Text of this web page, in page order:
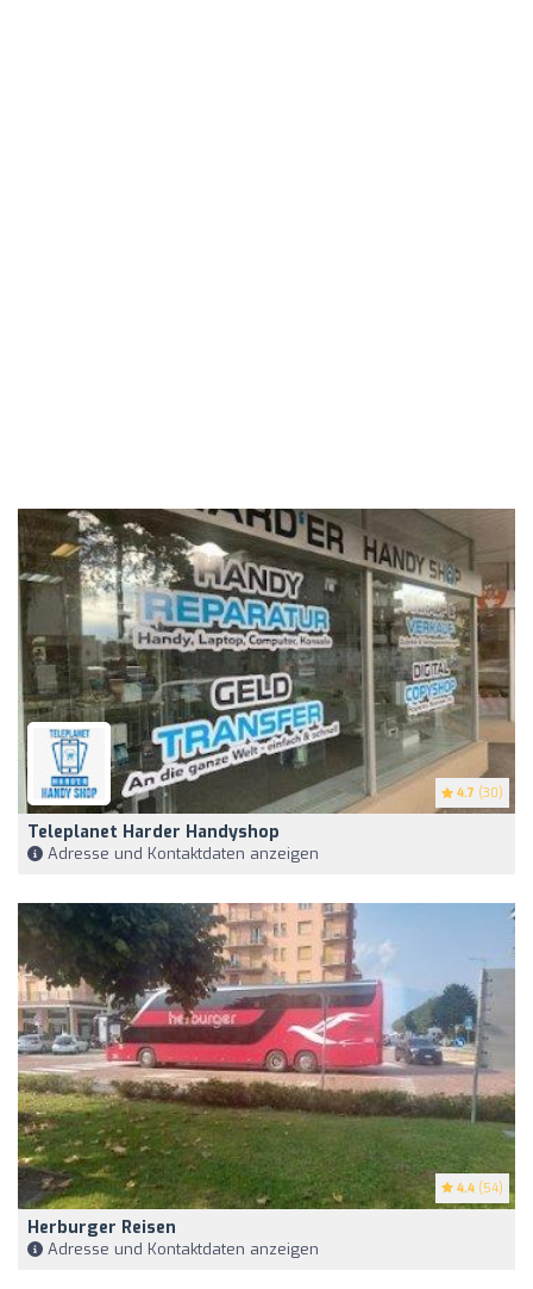
4.7 (30)
Teleplanet Harder Handyshop
Adresse und Kontaktdaten anzeigen
4.4 (54)
Herburger Reisen
Adresse und Kontaktdaten anzeigen